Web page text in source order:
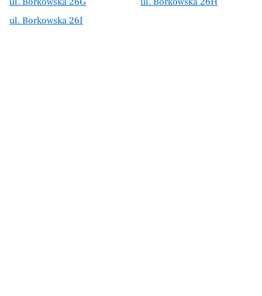
ul. Borkowska 26I